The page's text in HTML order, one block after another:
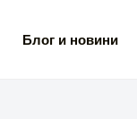
Блог и новини